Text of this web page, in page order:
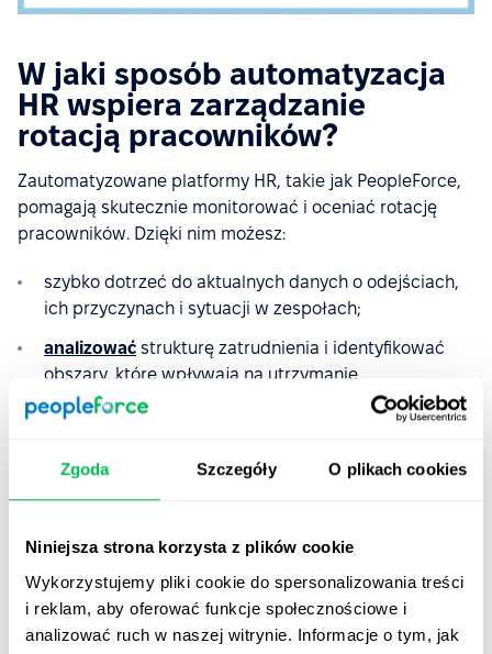
Zgoda Szczegóły O plikach cookies
Niniejsza strona korzysta z plików cookie
Wykorzystujemy pliki cookie do spersonalizowania treści
i reklam, aby oferować funkcje społecznościowe i
analizować ruch w naszej witrynie. Informacje o tym, jak
W jaki sposób automatyzacja
HR wspiera zarządzanie
rotacją pracowników?
Zautomatyzowane platformy HR, takie jak PeopleForce,
pomagają skutecznie monitorować i oceniać rotację
pracowników. Dzięki nim możesz:
szybko dotrzeć do aktualnych danych o odejściach,
ich przyczynach i sytuacji w zespołach;
analizować strukturę zatrudnienia i identyfikować
obszary, które wpływają na utrzymanie
pracowników;
aby zdobywać rzetelne informacje i podejmować
kariery, co może ograniczyć liczbę odejść.
Wdrożenie systemu HRM to nie tylko sposób na bieżące
śledzenie rotacji – to również narzędzie, które wspiera